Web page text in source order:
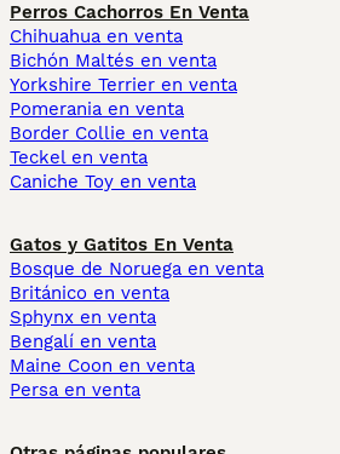
Perros Cachorros En Venta
Chihuahua en venta
Bichón Maltés en venta
Yorkshire Terrier en venta
Pomerania en venta
Border Collie en venta
Teckel en venta
Caniche Toy en venta
Gatos y Gatitos En Venta
Bosque de Noruega en venta
Británico en venta
Sphynx en venta
Bengalí en venta
Maine Coon en venta
Persa en venta